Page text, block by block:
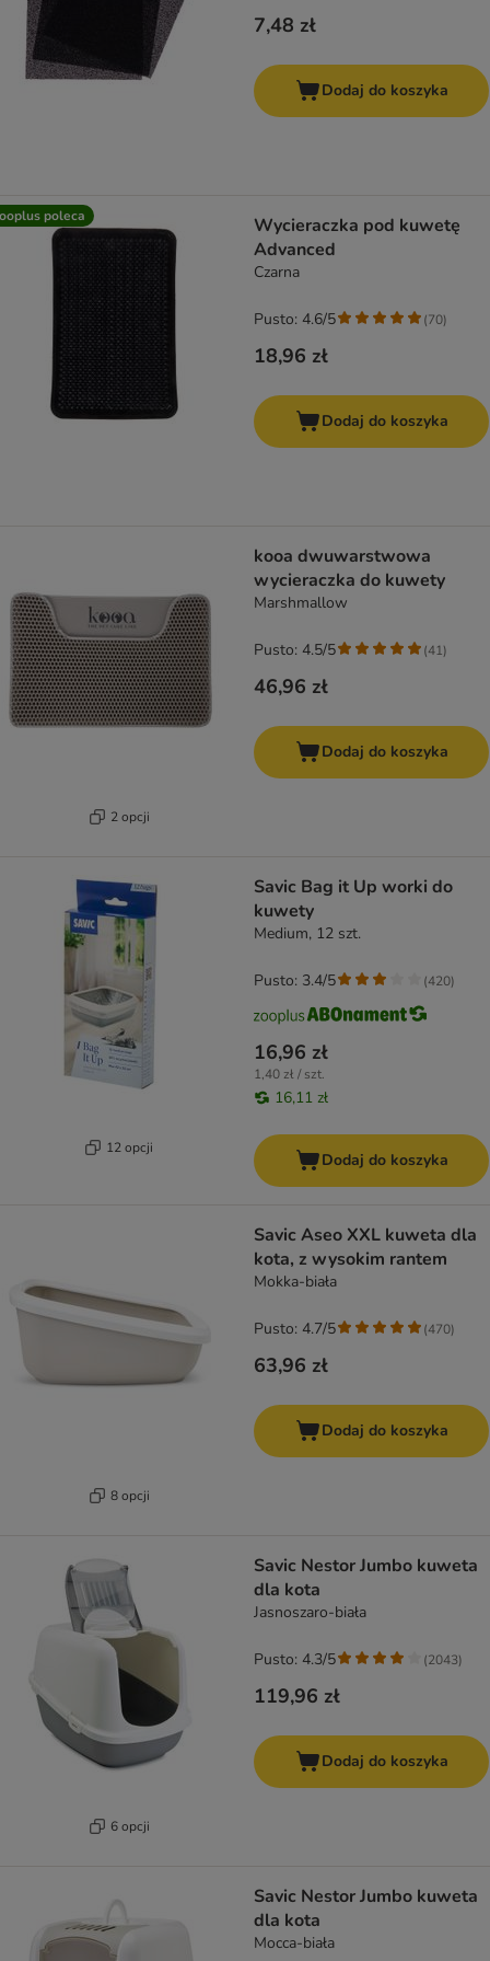
7,48 zł
Dodaj do koszyka
poleca
Wycieraczka pod kuwetę
Advanced
Czarna
18,96 zł
Pusto: 4.6/5 (70)
Dodaj do koszyka
2 opcji
kooa dwuwarstwowa
wycieraczka do kuwety
Marshmallow
46,96 zł
Pusto: 4.5/5 (41)
Dodaj do koszyka
12 opcji
Savic Bag it Up worki do
kuwety
Medium, 12 szt.
16,96 zł
1,40 zł / szt.
16,11 zł
Pusto: 3.4/5 (420)
Dodaj do koszyka
8 opcji
Savic Aseo XXL kuweta dla
kota, z wysokim rantem
Mokka-biała
63,96 zł
Pusto: 4.7/5 (470)
Dodaj do koszyka
6 opcji
Savic Nestor Jumbo kuweta
dla kota
Jasnoszaro-biała
119,96 zł
Pusto: 4.3/5 (2043)
Dodaj do koszyka
Savic Nestor Jumbo kuweta
dla kota
Mocca-biała